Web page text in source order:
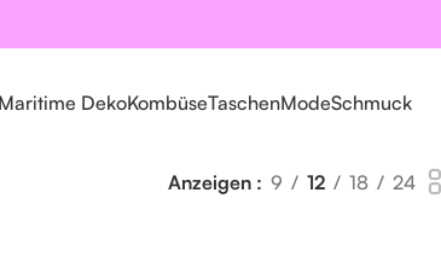
Maritime DekoKombüseTaschenModeSchmuck
Anzeigen 9 12 18 24